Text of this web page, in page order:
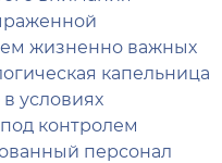
жизненно важных
капельница
условиях
контролем
персонал